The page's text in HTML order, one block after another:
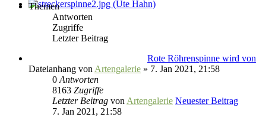
Themen
Antworten
Zugriffe
Letzter Beitrag
Rote Röhrenspinne wird
Dateianhang von Artengalerie » 7. Jan 2021, 21:58
0 Antworten
8163 Zugriffe
Letzter Beitrag von Artengalerie Neuester Beitrag
7. Jan 2021, 21:58